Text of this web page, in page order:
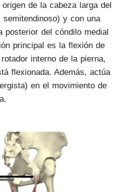
de la cabeza larga del
y con una
posterior del cóndilo medial
principal es la flexión de
interno de la pierna,
flexionada. Además, actúa
en el movimiento de